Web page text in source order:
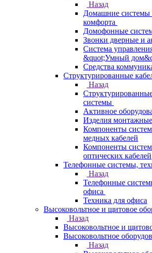
Назад
Домашние системы
комфорта
Домофонные
Звонки дверные и
Система
&quot;Умный
Средства
Структурированные
Назад
системы
Активное
Изделия
Компоненты
медных кабелей
Компоненты
оптических кабелей
Телефонные системы,
Назад
Телефонные
офиса
Техника для офиса
Высоковольтное и щитовое
Назад
Высоковольтное и
Высоковольтное
Назад